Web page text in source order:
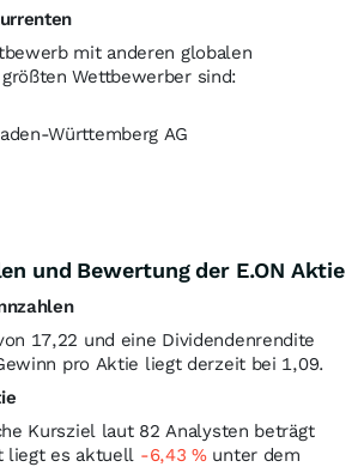
mit anderen globalen
Wettbewerber sind:
Württemberg AG
und Bewertung der E.ON Aktie
17,22 und eine Dividendenrendite
pro Aktie liegt derzeit bei 1,09.
Kursziel laut 82 Analysten beträgt
liegt es aktuell -6,43%unter dem